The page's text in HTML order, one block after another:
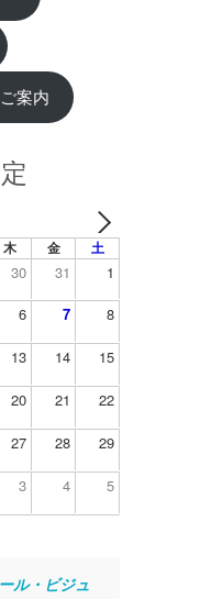
案内
木 金 土
30 31 1
6 7 8
13 14 15
20 21 22
27 28 29
3 4 5
ル・ビジュ